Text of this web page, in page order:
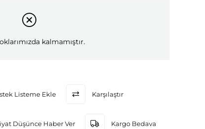
kalmamıştır.
Listeme Ekle Karşılaştır
Düşünce Haber Ver Kargo Bedava